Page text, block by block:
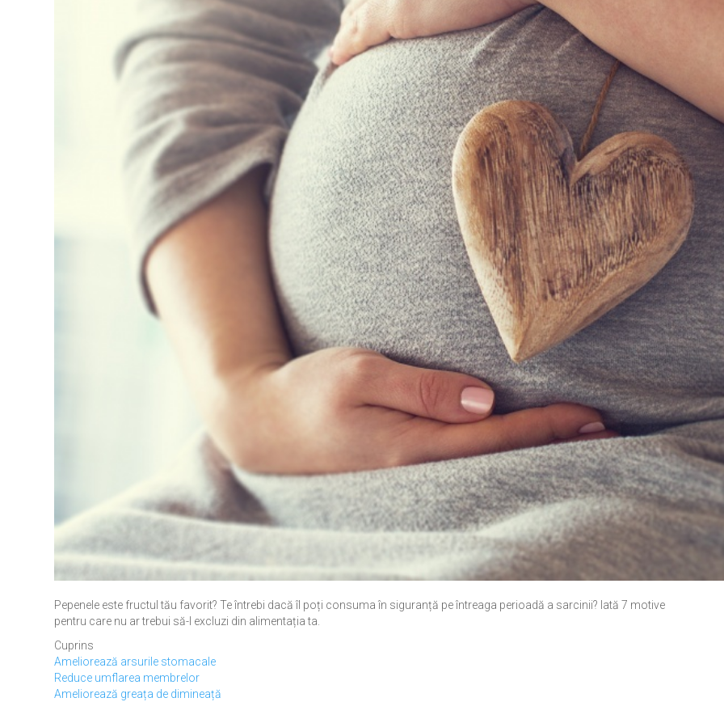
Pepenele este fructul tău favorit? Te întrebi dacă îl poți consuma în siguranță pe întreaga perioadă a sarcinii? Iată 7 motive
pentru care nu ar trebui să-l excluzi din alimentația ta.
Cuprins
Ameliorează arsurile stomacale
Reduce umflarea membrelor
Ameliorează greața de dimineață